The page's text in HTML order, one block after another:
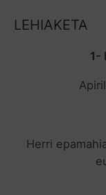
LEHIAKETA
1-
Herri